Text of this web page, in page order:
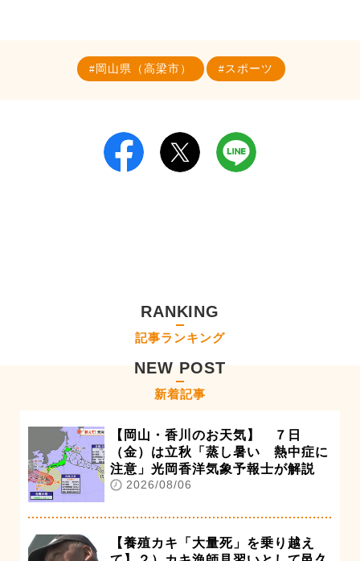
岡山県（高梁市） スポーツ
RANKING
記事ランキング
NEW POST
新着記事
【岡山・香川のお天気】 ７日
（金）は立秋「蒸し暑い 熱中症に
注意」光岡香洋気象予報士が解説
2026/08/06
【養殖カキ「大量死」を乗り越え